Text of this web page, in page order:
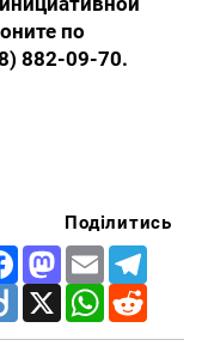
по
882-09-70.
Поділитись
FacebookMastodon
Email
Diigo X WhatsApp